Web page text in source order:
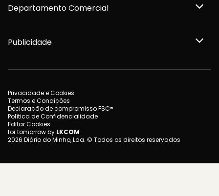
Departamento Comercial
Publicidade
Privacidade e Cookies
Termos e Condições
Declaração de compromisso FSC®
Política de Confidencialidade
Editar Cookies
for tomorrow by LKCOM
2026 Diário do Minho, Lda. © Todos os direitos reservados